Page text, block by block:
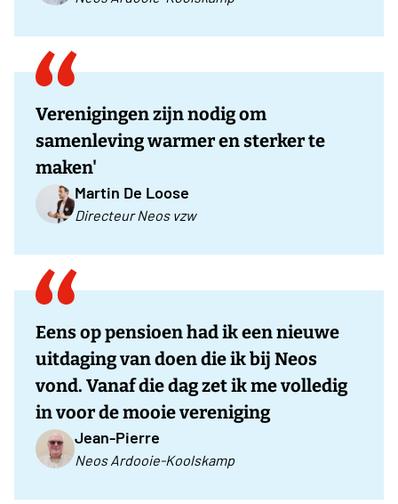
Verenigingen zijn nodig om
samenleving warmer en sterker te
maken'
Martin De Loose
Directeur Neos vzw
Eens op pensioen had ik een nieuwe
uitdaging van doen die ik bij Neos
vond. Vanaf die dag zet ik me volledig
in voor de mooie vereniging
Jean-Pierre
Neos Ardooie-Koolskamp